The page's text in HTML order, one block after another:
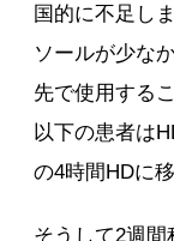
国的に不足し
ソールが少な
先で使用する
以下の患者は
の4時間HDに
そうして2週間